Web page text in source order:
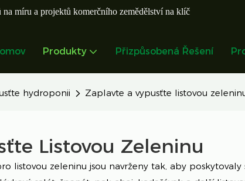
míru a projektů komerčního zemědělství na klíč
Produkty Přizpůsobená Řešení
hydroponii Zaplavte a vypusťte listovou
Listovou Zeleninu
listovou zeleninu jsou navrženy tak, aby